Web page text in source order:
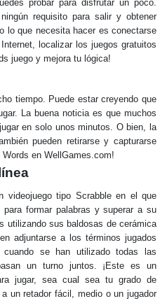
probar para disfrutar un poco.
requisito para salir y obtener
lo que necesita hacer es conectarse
localizar los juegos gratuitos
juego y mejora tu lógica!
tiempo. Puede estar creyendo que
La buena noticia es que muchos
en solo unos minutos. O bien, la
pueden retirarse y capturarse
en WellGames.com!
tipo Scrabble en el que
formar palabras y superar a su
utilizando sus baldosas de cerámica
adjuntarse a los términos jugados
cuando se han utilizado todas las
un turno juntos. ¡Este es un
jugar, sea cual sea tu grado de
un retador fácil, medio o un jugador